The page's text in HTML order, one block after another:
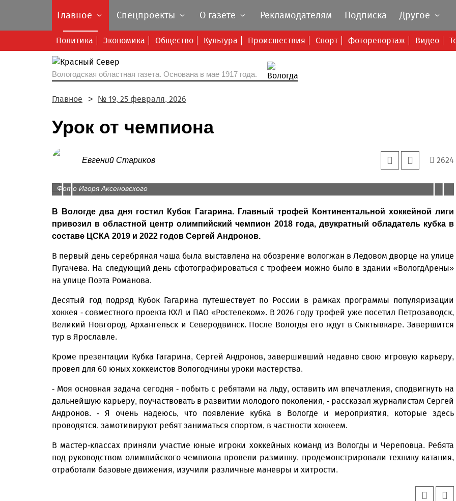
Главное
Политика Экономика Общество Культура Происшествия Спорт Фоторепортаж Видео
Спецпроекты О газете Рекламодателям Подписка Другое
Вологодская областная газета. Основана в мае 1917 года.
Главное № 19, 25 февраля, 2026
Урок от чемпиона
Евгений Стариков 2624
Prev
Фото Игоря Аксеновского
В Вологде два дня гостил Кубок Гагарина. Главный трофей Континентальной хоккейной лиги
привозил в областной центр олимпийский чемпион 2018 года, двукратный обладатель кубка в
составе ЦСКА 2019 и 2022 годов Сергей Андронов.
В первый день серебряная чаша была выставлена на обозрение вологжан в Ледовом дворце на улице
Пугачева. На следующий день сфотографироваться с трофеем можно было в здании «Вологд­Арены»
на улице Поэта Романова.
Десятый год подряд Кубок Гагарина путешествует по России в рамках программы популяризации
хоккея - совместного проекта КХЛ и ПАО «Ростелеком». В 2026 году трофей уже посетил Петрозаводск,
Великий Новгород, Архангельск и Северодвинск. После Вологды его ждут в Сыктывкаре. Завершится
тур в Ярославле.
Кроме презентации Кубка Гагарина, Сергей Андронов, завершивший недавно свою игровую карьеру,
провел для 60 юных хоккеистов Вологодчины уроки мастерства.
- Моя основная задача сегодня - побыть с ребятами на льду, оставить им впечатления, сподвигнуть на
дальнейшую карьеру, поучаствовать в развитии молодого поколения, - рассказал журналистам Сергей
Андронов. - Я очень надеюсь, что появление кубка в Вологде и мероприятия, которые здесь
проводятся, замотивируют ребят заниматься спортом, в частности хоккеем.
В мастер-классах приняли участие юные игроки хоккейных команд из Вологды и Череповца. Ребята
под руководством олимпийского чемпиона провели разминку, продемонстрировали технику катания,
отработали базовые движения, изучили различные маневры и хитрости.